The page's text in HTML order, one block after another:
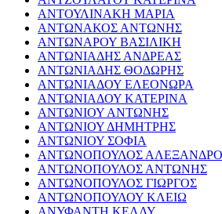
ΑΝΤΟΥΛΙΝΑΚΗ ΜΑΡΙΑ
ΑΝΤΩΝΑΚΟΣ ΑΝΤΩΝΗΣ
ΑΝΤΩΝΑΡΟΥ ΒΑΣΙΛΙΚΗ
ΑΝΤΩΝΙΑΔΗΣ ΑΝΔΡΕΑΣ
ΑΝΤΩΝΙΑΔΗΣ ΘΟΔΩΡΗΣ
ΑΝΤΩΝΙΑΔΟΥ ΕΛΕΟΝΩΡΑ
ΑΝΤΩΝΙΑΔΟΥ ΚΑΤΕΡΙΝΑ
ΑΝΤΩΝΙΟΥ ΑΝΤΩΝΗΣ
ΑΝΤΩΝΙΟΥ ΔΗΜΗΤΡΗΣ
ΑΝΤΩΝΙΟΥ ΣΟΦΙΑ
ΑΝΤΩΝΟΠΟΥΛΟΣ
ΑΝΤΩΝΟΠΟΥΛΟΣ ΑΝΤΩΝΗΣ
ΑΝΤΩΝΟΠΟΥΛΟΣ ΓΙΩΡΓΟΣ
ΑΝΤΩΝΟΠΟΥΛΟΥ ΚΛΕΙΩ